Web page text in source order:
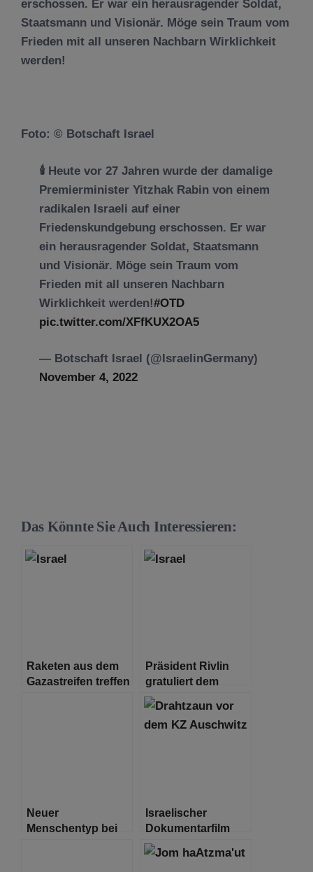
erschossen. Er war ein herausragender Soldat,
Staatsmann und Visionär. Möge sein Traum vom
Frieden mit all unseren Nachbarn Wirklichkeit
werden!
Foto: © Botschaft Israel
🕯️ Heute vor 27 Jahren wurde der damalige
Premierminister Yitzhak Rabin von einem
radikalen Israeli auf einer
Friedenskundgebung erschossen. Er war
ein herausragender Soldat, Staatsmann
und Visionär. Möge sein Traum vom
Frieden mit all unseren Nachbarn
Wirklichkeit werden!#OTD
pic.twitter.com/XFfKUX2OA5
— Botschaft Israel (@IsraelinGermany)
November 4, 2022
Das Könnte Sie Auch Interessieren:
Raketen aus dem
Gazastreifen treffen
Präsident Rivlin
gratuliert dem
gewählten
Präsidenten Isaac
Herzog
Neuer
Menschentyp bei
Israelischer
Dokumentarfilm
schildert die reale
Beziehung